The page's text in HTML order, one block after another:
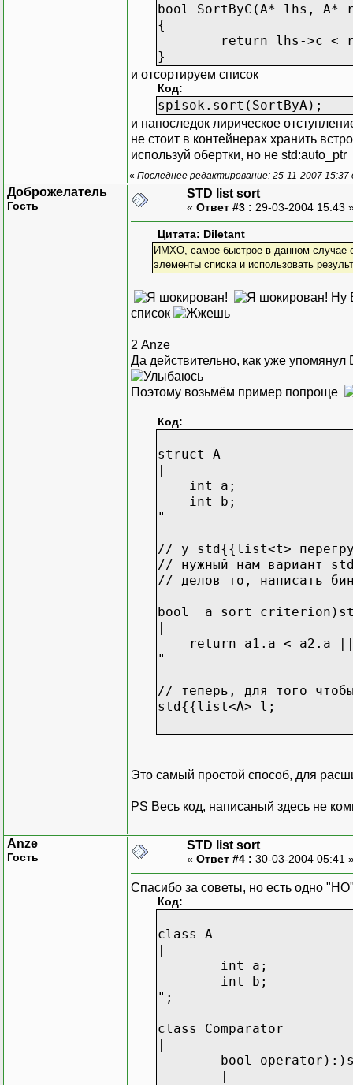
bool SortByC(A* lhs, A*
{
return lhs->c <
}
и отсортируем список
Код:
spisok.sort(SortByA);
и напоследок лирическое
не стоит в контейнерах хранить
используй обертки, но не std:auto_ptr
« Последнее редактирование: 25-11-2007 15:37
Доброжелатель
Гость
STD list sort
« Ответ #3 : 29-03-2004 15:43
Цитата: Diletant
ИМХО, самое быстрое в данном случае
элементы списка и использовать
Ну
список
2 Anze
Да действительно, как уже
Поэтому возьмём пример попроще
Код:
struct A
|
int a;
int b;
"
// у std{{list<t>
// нужный нам вариант
// делов то, написать
bool
|
return a1.a < a2.a ||
"
// теперь, для того чтобы
std{{list<A> l;
....
Это самый простой способ, для
PS Весь код, написаный здесь не
Anze
Гость
STD list sort
« Ответ #4 : 30-03-2004 05:41
Спасибо за советы, но есть одно
Код:
class A
|
int a;
int b;
";
class Comparator
|
bool
|